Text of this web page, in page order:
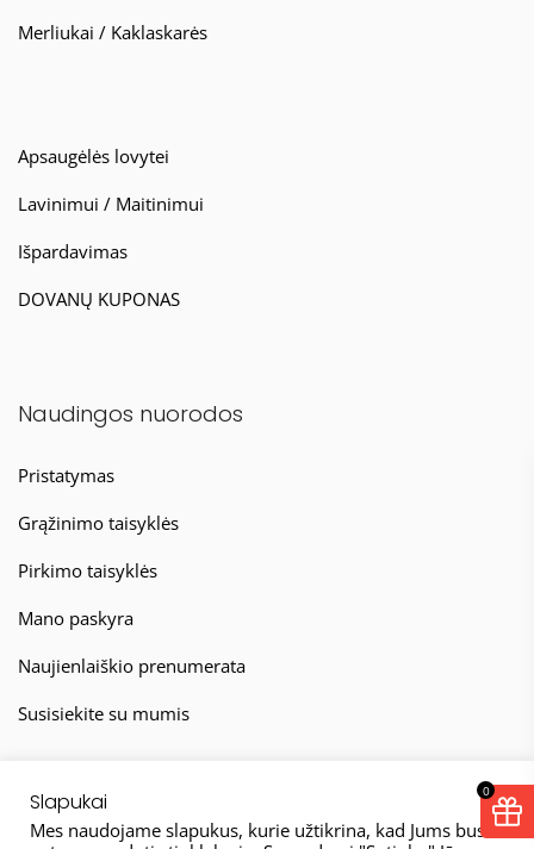
Merliukai / Kaklaskarės
Apsaugėlės lovytei
Lavinimui / Maitinimui
Išpardavimas
DOVANŲ KUPONAS
Naudingos nuorodos
Pristatymas
Grąžinimo taisyklės
Pirkimo taisyklės
Mano paskyra
Naujienlaiškio prenumerata
Susisiekite su mumis
Slapukai
Mes naudojame slapukus, kurie užtikrina, kad Jums bus
0